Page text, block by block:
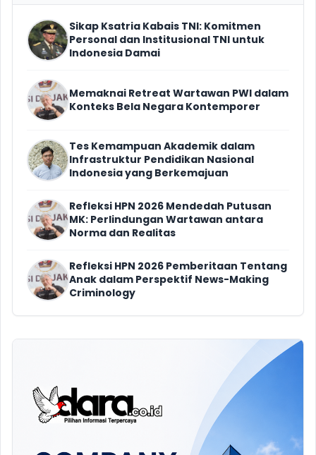
Sikap Ksatria Kabais TNI: Komitmen
Personal dan Institusional TNI untuk
Indonesia Damai
Memaknai Retreat Wartawan PWI dalam
Konteks Bela Negara Kontemporer
Tes Kemampuan Akademik dalam
Infrastruktur Pendidikan Nasional
Indonesia yang Berkemajuan
Refleksi HPN 2026 Mendedah Putusan
MK: Perlindungan Wartawan antara
Norma dan Realitas
Refleksi HPN 2026 Pemberitaan Tentang
Anak dalam Perspektif News-Making
Criminology